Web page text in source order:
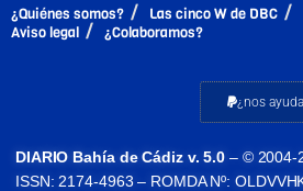
¿Quiénes somos? Las cinco W de DBC
Aviso legal
¿Colaboramos?
¿nos
DIARIO Bahía de Cádiz v. 5.0 – © 2004-
ISSN: 2174-4963 – ROMDA Nº: